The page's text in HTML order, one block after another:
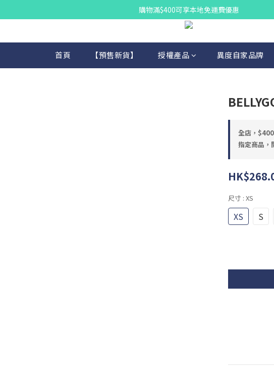
購物滿$400可享本地免運費優惠
首頁 【預售新貨】 授權產品 異度自家品牌
全店，
指定商品，
尺寸 : XS
XS S